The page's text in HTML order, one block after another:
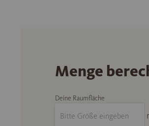
Menge
Deine Raumfläche